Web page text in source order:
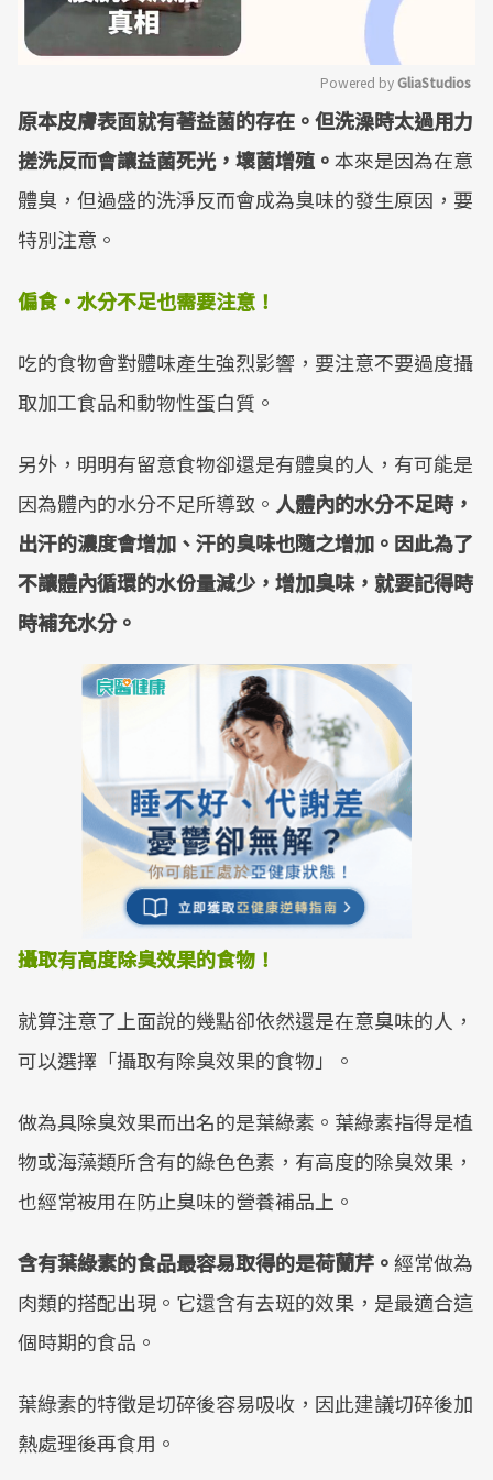
Mute
Powered by GliaStudios
原本皮膚表面就有著益菌的存在。但洗澡時太過用力
搓洗反而會讓益菌死光，壞菌增殖。本來是因為在意
體臭，但過盛的洗淨反而會成為臭味的發生原因，要
特別注意。
偏食・水分不足也需要注意！
吃的食物會對體味產生強烈影響，要注意不要過度攝
取加工食品和動物性蛋白質。
另外，明明有留意食物卻還是有體臭的人，有可能是
因為體內的水分不足所導致。 人體內的水分不足時，
出汗的濃度會增加、汗的臭味也隨之增加。因此為了
不讓體內循環的水份量減少，增加臭味，就要記得時
時補充水分。
攝取有高度除臭效果的食物！
就算注意了上面說的幾點卻依然還是在意臭味的人，
可以選擇「攝取有除臭效果的食物」。
做為具除臭效果而出名的是葉綠素。葉綠素指得是植
物或海藻類所含有的綠色色素，有高度的除臭效果，
也經常被用在防止臭味的營養補品上。
含有葉綠素的食品最容易取得的是荷蘭芹。經常做為
肉類的搭配出現。它還含有去斑的效果，是最適合這
個時期的食品。
葉綠素的特徵是切碎後容易吸收，因此建議切碎後加
熱處理後再食用。